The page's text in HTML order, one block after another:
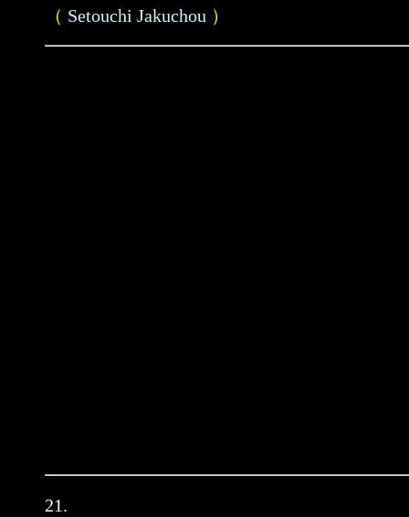
（ Setouchi Jakuchou ）
21.